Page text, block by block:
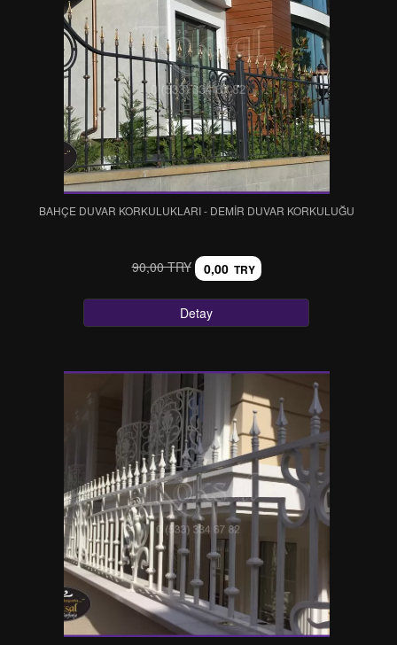
BAHÇE DUVAR KORKULUKLARI - DEMİR DUVAR KORKULUĞU
90,00 TRY 0,00 TRY
Detay